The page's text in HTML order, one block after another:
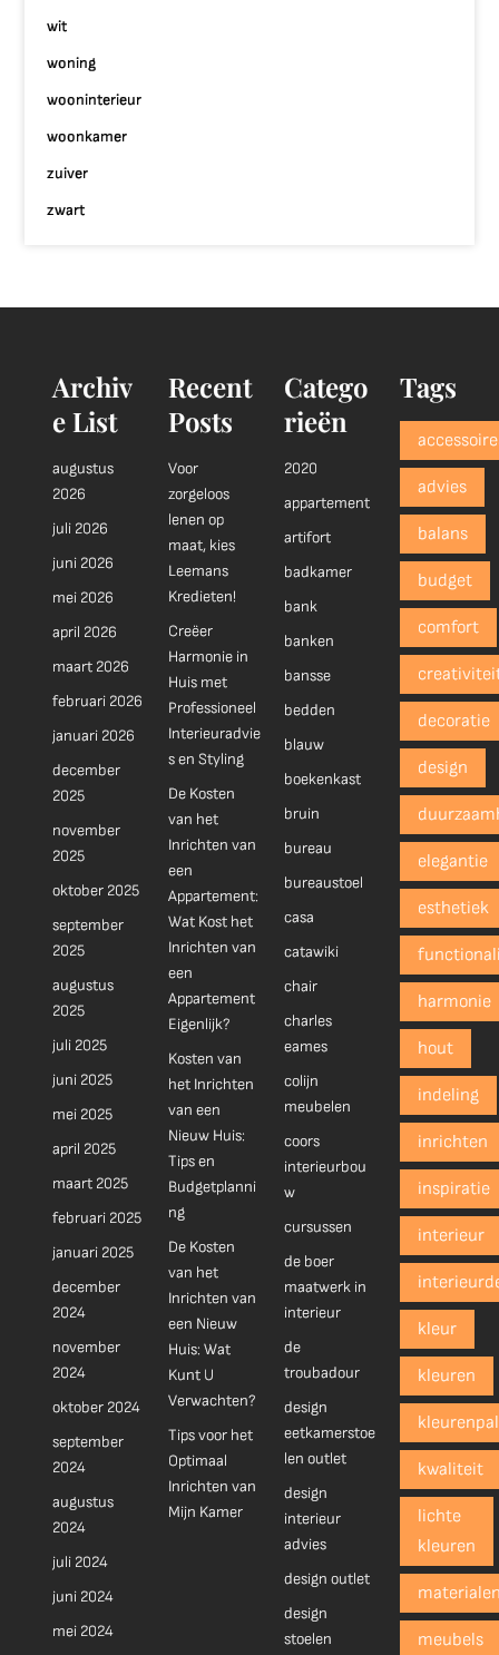
wit
woning
wooninterieur
woonkamer
zuiver
zwart
Archiv
e List
augustus
2026
juli 2026
juni 2026
mei 2026
april 2026
maart 2026
februari 2026
januari 2026
december
2025
november
2025
oktober 2025
september
2025
augustus
2025
juli 2025
juni 2025
mei 2025
april 2025
maart 2025
februari 2025
januari 2025
december
2024
november
2024
oktober 2024
september
2024
augustus
2024
juli 2024
juni 2024
mei 2024
Recent
Posts
Voor
zorgeloos
lenen op
maat, kies
Leemans
Kredieten!
Creëer
Harmonie in
Huis met
Professioneel
Interieuradvie
s en Styling
De Kosten
van het
Inrichten van
een
Appartement:
Wat Kost het
Inrichten van
een
Appartement
Eigenlijk?
Kosten van
het Inrichten
van een
Nieuw Huis:
Tips en
Budgetplanni
ng
De Kosten
van het
Inrichten van
een Nieuw
Huis: Wat
Kunt U
Verwachten?
Tips voor het
Optimaal
Inrichten van
Mijn Kamer
Catego
rieën
2020
appartement
artifort
badkamer
bank
banken
bansse
bedden
blauw
boekenkast
bruin
bureau
bureaustoel
casa
catawiki
chair
charles
eames
colijn
meubelen
coors
interieurbou
w
cursussen
de boer
maatwerk in
interieur
de
troubadour
design
eetkamerstoe
len outlet
design
interieur
advies
design outlet
design
stoelen
Tags
advies
balans
budget
comfort
decoratie
design
elegantie
esthetiek
harmonie
hout
indeling
inrichten
inspiratie
interieur
kleur
kleuren
kwaliteit
lichte
kleuren
meubels